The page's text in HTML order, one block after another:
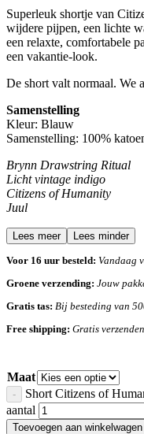
Superleuk shortje van
wijdere pijpen, een lichte
een relaxte, comfortabele
een vakantie-look.
De short valt normaal. We
Samenstelling
Kleur: Blauw
Samenstelling: 100%
Brynn Drawstring Ritual
Licht vintage indigo
Citizens of Humanity
Juul
Lees meer Lees minder
Voor 16 uur besteld: Vandaag
Groene verzending: Jouw
Gratis tas: Bij besteding van
Free shipping: Gratis
Maat
Short Citizens of
aantal
Toevoegen aan winkelwagen